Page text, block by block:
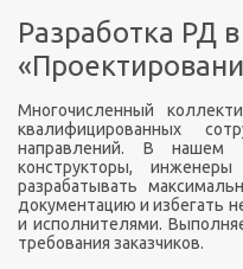
Разработка РД
Многочисленный
квалифицированных
направлений. В нашем
конструкторы,
разрабатывать
документацию и избегать
и исполнителями.
требования заказчиков.